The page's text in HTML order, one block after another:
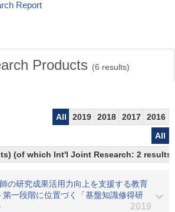
Report
Products (6 results)
All 2019 2018 2017
2016
All
(of which Int'l Joint Research: 2
の研究成果活用力向上を支援する教育
第一段階に位置づく「基盤知識修得研
2019